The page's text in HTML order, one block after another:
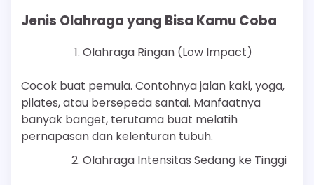
Jenis Olahraga yang Bisa Kamu Coba
Olahraga Ringan (Low Impact)
Cocok buat pemula. Contohnya jalan kaki, yoga,
pilates, atau bersepeda santai. Manfaatnya
banyak banget, terutama buat melatih
pernapasan dan kelenturan tubuh.
Olahraga Intensitas Sedang ke Tinggi